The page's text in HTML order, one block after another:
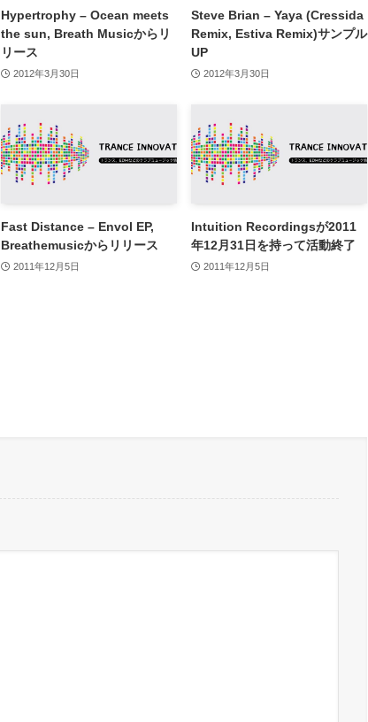
Hypertrophy – Ocean meets
the sun, Breath Musicからリ
リース
2012年3月30日
Steve Brian – Yaya (Cressida
Remix, Estiva Remix)サンプル
UP
2012年3月30日
Fast Distance – Envol EP,
Breathemusicからリリース
2011年12月5日
Intuition Recordingsが2011
年12月31日を持って活動終了
2011年12月5日